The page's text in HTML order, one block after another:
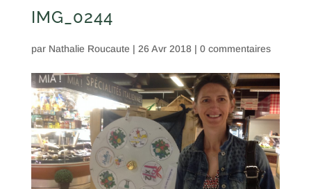
IMG_0244
par Nathalie Roucaute | 26 Avr 2018| 0 commentaires